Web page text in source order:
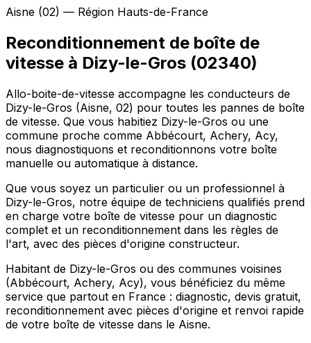
Aisne (02) — Région Hauts-de-France
Reconditionnement de boîte de
vitesse à Dizy-le-Gros (02340)
Allo-boite-de-vitesse accompagne les conducteurs de
Dizy-le-Gros (Aisne, 02) pour toutes les pannes de boîte
de vitesse. Que vous habitiez Dizy-le-Gros ou une
commune proche comme Abbécourt, Achery, Acy,
nous diagnostiquons et reconditionnons votre boîte
manuelle ou automatique à distance.
Que vous soyez un particulier ou un professionnel à
Dizy-le-Gros, notre équipe de techniciens qualifiés prend
en charge votre boîte de vitesse pour un diagnostic
complet et un reconditionnement dans les règles de
l'art, avec des pièces d'origine constructeur.
Habitant de Dizy-le-Gros ou des communes voisines
(Abbécourt, Achery, Acy), vous bénéficiez du même
service que partout en France : diagnostic, devis gratuit,
reconditionnement avec pièces d'origine et renvoi rapide
de votre boîte de vitesse dans le Aisne.